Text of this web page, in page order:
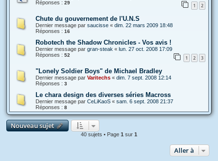
Réponses : 29 1 2
Chute du gouvernement de l'U.N.S
Dernier message par saucisse « dim. 22 mars 2009 18:48
Réponses : 16
Robotech the Shadow Chronicles - Vos avis !
Dernier message par gran-steak « lun. 27 oct. 2008 17:09
Réponses : 52 1 2 3
"Lonely Soldier Boys" de Michael Bradley
Dernier message par Varitechs « dim. 7 sept. 2008 12:14
Réponses : 3
Le chara design des diverses séries Macross
Dernier message par CeLiKaoS « sam. 6 sept. 2008 21:37
Réponses : 8
Nouveau sujet
40 sujets • Page 1 sur 1
Aller à